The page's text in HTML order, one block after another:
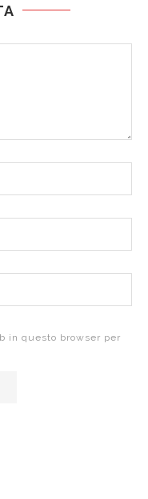
in questo browser per